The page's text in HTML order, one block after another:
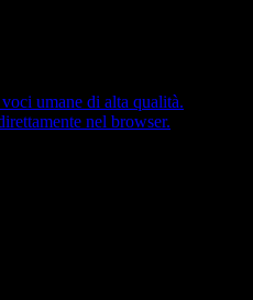
umane di alta qualità.
nel browser.